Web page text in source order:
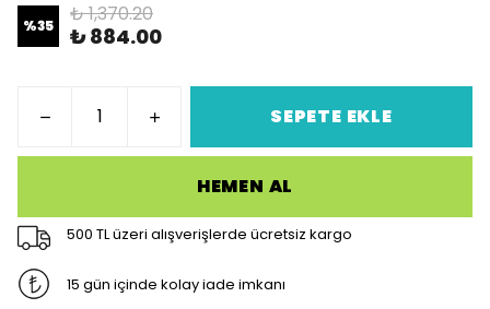
%35 ₺ 1,370.20
₺ 884.00
SEPETE EKLE
HEMEN AL
500 TL üzeri alışverişlerde ücretsiz kargo
15 gün içinde kolay iade imkanı